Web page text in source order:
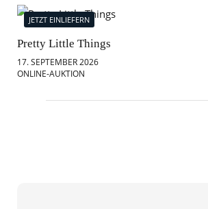
JETZT EINLIEFERN
Pretty Little Things
17. SEPTEMBER 2026
ONLINE-AUKTION